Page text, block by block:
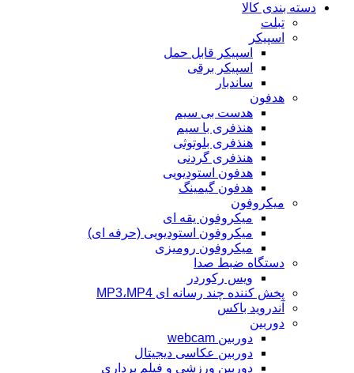
دسته بندی کالا
تبلت
اسپیکر
اسپیکر قابل حمل
اسپیکر برقی
ساندبار
هدفون
هدست بی سیم
هنذفری با سیم
هنذفری بلوتوثی
هنذفری گردنی
هدفون استودیویی
هدفون گیمینگ
میکروفون
میکروفون یقه ای
میکروفون استودیویی (حرفه ای)
میکروفون رومیزی
دستگاه ضبط صدا
ویس رکوردر
پخش کننده چند رسانه ای MP3،MP4
آندروید باکس
دوربین
دوربین webcam
دوربین عکاسی دیجیتال
دوربین‌ ورزشی و فیلم برداری